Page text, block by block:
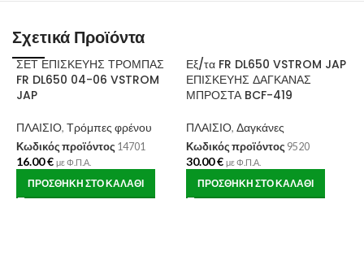
Σχετικά Προϊόντα
ΣΕΤ ΕΠΙΣΚΕΥΗΣ ΤΡΟΜΠΑΣ
FR DL650 04-06 VSTROM
JAP
ΠΛΑΙΣΙΟ, Τρόμπες φρένου
Κωδικός προϊόντος 14701
16.00€ με Φ.Π.Α.
ΠΡΟΣΘΉΚΗ ΣΤΟ ΚΑΛΆΘΙ
Εξ/τα FR DL650 VSTROM JAP
ΕΠΙΣΚΕΥΗΣ ΔΑΓΚΑΝΑΣ
ΜΠΡΟΣΤΑ BCF-419
ΠΛΑΙΣΙΟ, Δαγκάνες
Κωδικός προϊόντος 9520
30.00€ με Φ.Π.Α.
ΠΡΟΣΘΉΚΗ ΣΤΟ ΚΑΛΆΘΙ